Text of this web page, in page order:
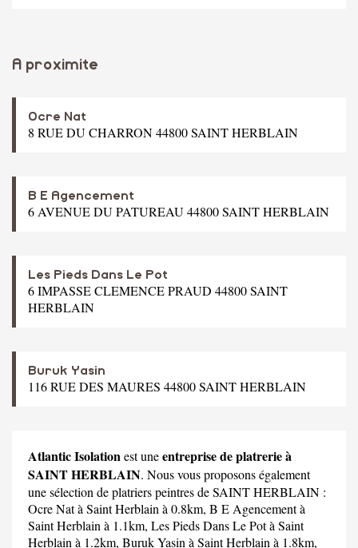
A proximite
Ocre Nat
8 RUE DU CHARRON 44800 SAINT HERBLAIN
B E Agencement
6 AVENUE DU PATUREAU 44800 SAINT HERBLAIN
Les Pieds Dans Le Pot
6 IMPASSE CLEMENCE PRAUD 44800 SAINT
HERBLAIN
Buruk Yasin
116 RUE DES MAURES 44800 SAINT HERBLAIN
Atlantic Isolationest uneentreprise de platrerie à
SAINT HERBLAIN. Nous vous proposons également
une sélection de platriers peintres de SAINT HERBLAIN :
Ocre Natà Saint Herblain à 0.8km, B E Agencementà
Saint Herblain à 1.1km, Les Pieds Dans Le Potà Saint
Herblain à 1.2km, Buruk Yasin à Saint Herblain à 1.8km,